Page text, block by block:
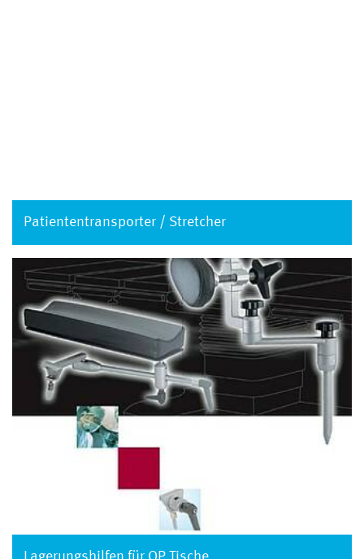
Patiententransporter / Stretcher
Lagerungshilfen für OP Tische